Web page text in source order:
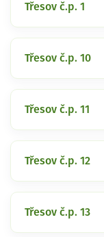
Třesov č.p. 1
Třesov č.p. 10
Třesov č.p. 11
Třesov č.p. 12
Třesov č.p. 13